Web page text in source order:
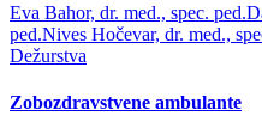
Eva Bahor, dr. med., spec. ped.
ped.Nives Hočevar, dr. med.,
Dežurstva
Zobozdravstvene ambulante